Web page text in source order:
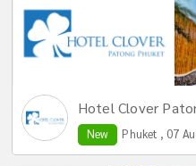
Hotel Clover
New Phuket , 07